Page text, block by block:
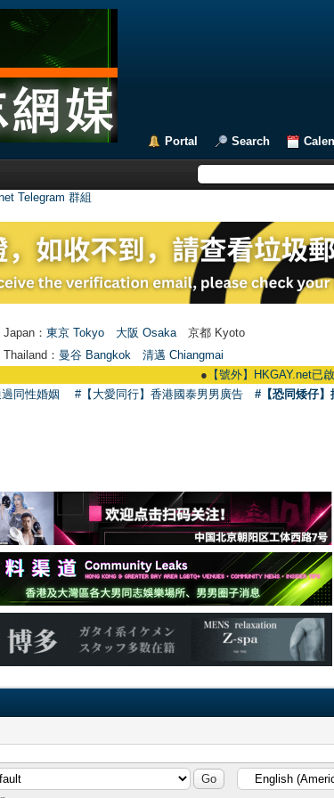
Portal Search
Telegram 群組
： 東京 Tokyo 大阪 Osaka 京都 Kyoto
： 曼谷 Bangkok
清邁 Chiangmai
【號外】HKGAY.net已啟
同性婚姻 #【大愛同行】香港國泰男男廣告 #【恐同矮仔